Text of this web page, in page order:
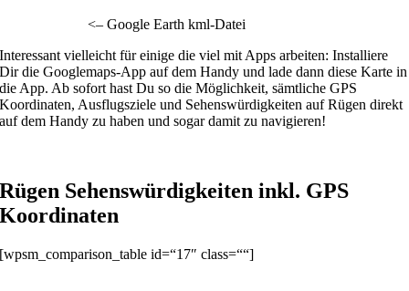
<– Google Earth kml-Datei
Interessant vielleicht für einige die viel mit Apps arbeiten: Installiere
Dir die Googlemaps-App auf dem Handy und lade dann diese Karte in
die App. Ab sofort hast Du so die Möglichkeit, sämtliche GPS
Koordinaten, Ausflugsziele und Sehenswürdigkeiten auf Rügen direkt
auf dem Handy zu haben und sogar damit zu navigieren!
Rügen Sehenswürdigkeiten inkl. GPS
Koordinaten
[wpsm_comparison_table id=“17″ class=““]